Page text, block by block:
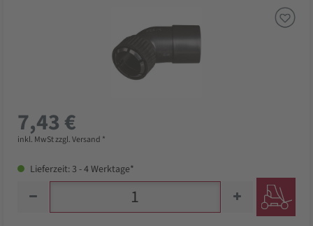
7,43 €
inkl. MwSt zzgl. Versand *
Lieferzeit: 3 - 4 Werktage*